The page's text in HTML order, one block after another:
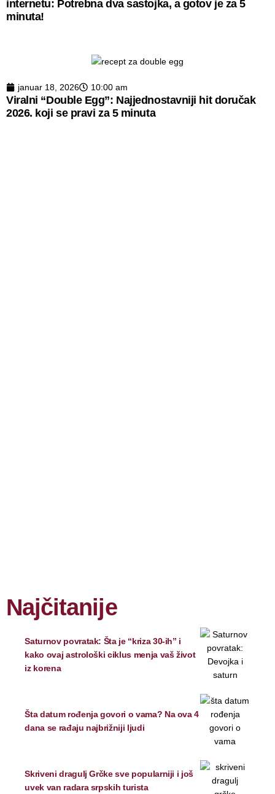
internetu: Potrebna dva sastojka, a gotov je za 5
minuta!
januar 18, 2026 10:00 am
Viralni “Double Egg”: Najjednostavniji hit doručak
2026. koji se pravi za 5 minuta
Najčitanije
Saturnov povratak: Šta je “kriza 30-ih” i
kako ovaj astrološki ciklus menja vaš život
iz korena
Šta datum rođenja govori o vama? Na ova 4
dana se rađaju najbrižniji ljudi
Skriveni dragulj Grčke sve popularniji i još
uvek van radara srpskih turista